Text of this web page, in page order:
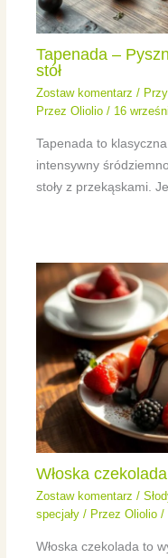
Tapenada –
stół
Zostaw komentarz /
Przez Oliolio/ 16
Tapenada to
intensywny
stoły z przekąskami.
Włoska
Zostaw komentarz /
specjały / Przez Oliolio/
Włoska czekolada to